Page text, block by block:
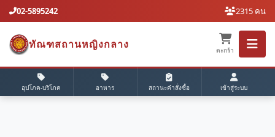
02-5895242 2315 คน
ทัณฑสถานหญิงกลาง
ตะกร้า
อุปโภค-บริโภค อาหาร สถานะคำสั่งซื้อ เข้าสู่ระบบ